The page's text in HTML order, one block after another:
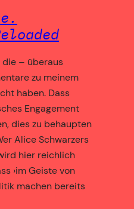
die – überaus
zu meinem
haben. Dass
Engagement
dies zu behaupten
Alice Schwarzers
hier reichlich
›im Geiste von
machen bereits